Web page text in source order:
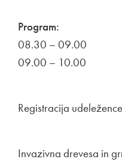
Program:
08.30 – 09.00
09.00 – 10.00
Registracija
Invazivna drevesa in